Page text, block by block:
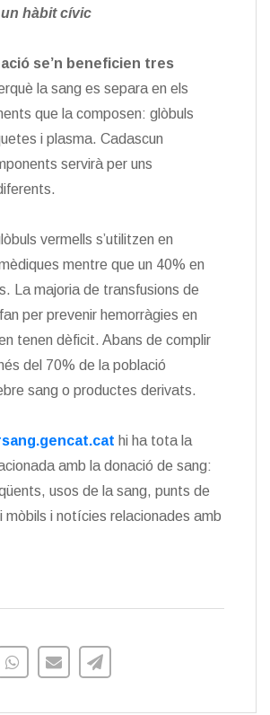
hàbit cívic
se’n beneficien tres
la sang es separa en els
que la composen: glòbuls
i plasma. Cadascun
servirà per uns
vermells s’utilitzen en
mentre que un 40% en
La majoria de transfusions de
per prevenir hemorràgies en
tenen dèficit. Abans de complir
del 70% de la població
sang o productes derivats.
hi ha tota la
amb la donació de sang:
usos de la sang, punts de
mòbils i notícies relacionades amb